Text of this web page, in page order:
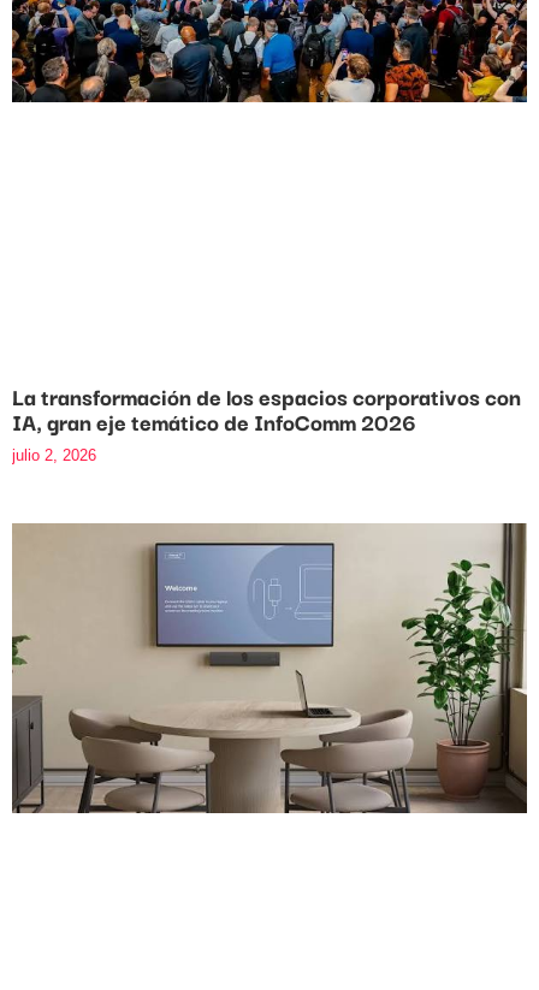
La transformación de los espacios corporativos con
IA, gran eje temático de InfoComm 2026
julio 2, 2026